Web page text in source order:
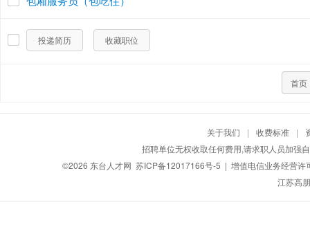
投递简历 收藏职位
首页
关于我们 | 收费标准 |
招聘单位无权收取任何费用,请求职人员加强
©2026 东台人才网 苏ICP备12017166号-5 | 增值电信业务经营
江苏高